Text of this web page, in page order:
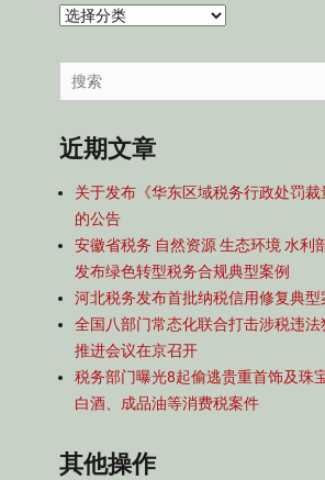
内
导
航
Search
for:
近期文章
关于发布《华东区域税务行政处罚裁
的公告
安徽省税务 自然资源 生态环境 水利
发布绿色转型税务合规典型案例
河北税务发布首批纳税信用修复典型
全国八部门常态化联合打击涉税违法
推进会议在京召开
税务部门曝光8起偷逃贵重首饰及珠
白酒、成品油等消费税案件
其他操作